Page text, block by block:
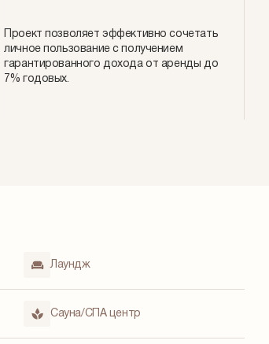
Проект позволяет эффективно сочетать
личное пользование с получением
гарантированного дохода от аренды до
7% годовых.
Лаундж
Сауна/СПА центр